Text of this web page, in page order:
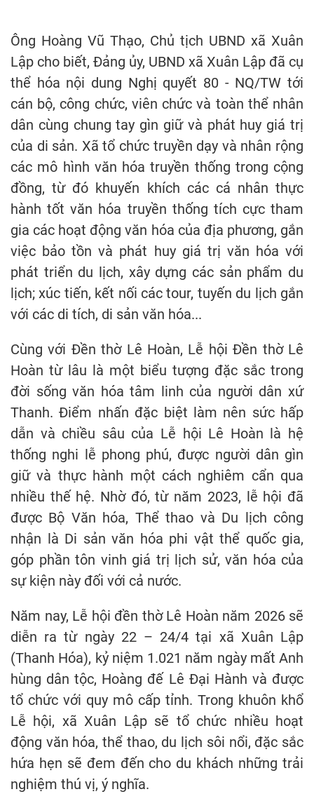
Ông Hoàng Vũ Thạo, Chủ tịch UBND xã Xuân
Lập cho biết, Đảng ủy, UBND xã Xuân Lập đã cụ
thể hóa nội dung Nghị quyết 80 - NQ/TW tới
cán bộ, công chức, viên chức và toàn thể nhân
dân cùng chung tay gìn giữ và phát huy giá trị
của di sản. Xã tổ chức truyền dạy và nhân rộng
các mô hình văn hóa truyền thống trong cộng
đồng, từ đó khuyến khích các cá nhân thực
hành tốt văn hóa truyền thống tích cực tham
gia các hoạt động văn hóa của địa phương, gắn
việc bảo tồn và phát huy giá trị văn hóa với
phát triển du lịch, xây dựng các sản phẩm du
lịch; xúc tiến, kết nối các tour, tuyến du lịch gắn
với các di tích, di sản văn hóa...
Cùng với Đền thờ Lê Hoàn, Lễ hội Đền thờ Lê
Hoàn từ lâu là một biểu tượng đặc sắc trong
đời sống văn hóa tâm linh của người dân xứ
Thanh. Điểm nhấn đặc biệt làm nên sức hấp
dẫn và chiều sâu của Lễ hội Lê Hoàn là hệ
thống nghi lễ phong phú, được người dân gìn
giữ và thực hành một cách nghiêm cẩn qua
nhiều thế hệ. Nhờ đó, từ năm 2023, lễ hội đã
được Bộ Văn hóa, Thể thao và Du lịch công
nhận là Di sản văn hóa phi vật thể quốc gia,
góp phần tôn vinh giá trị lịch sử, văn hóa của
sự kiện này đối với cả nước.
Năm nay, Lễ hội đền thờ Lê Hoàn năm 2026 sẽ
diễn ra từ ngày 22 – 24/4 tại xã Xuân Lập
(Thanh Hóa), kỷ niệm 1.021 năm ngày mất Anh
hùng dân tộc, Hoàng đế Lê Đại Hành và được
tổ chức với quy mô cấp tỉnh. Trong khuôn khổ
Lễ hội, xã Xuân Lập sẽ tổ chức nhiều hoạt
động văn hóa, thể thao, du lịch sôi nổi, đặc sắc
hứa hẹn sẽ đem đến cho du khách những trải
nghiệm thú vị, ý nghĩa.